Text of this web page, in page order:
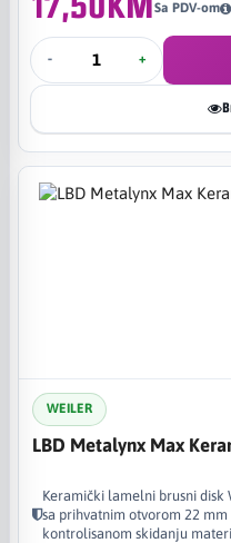
17,50KMSa PDV-om
- +
WEILER
LBD Metalynx Max
Keramički lamelni brusni disk
sa prihvatnim otvorom 22
kontrolisanom skidanju